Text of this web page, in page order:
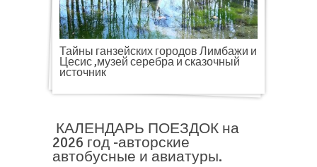
Тайны ганзейских городов Лимбажи и
Цесис ,музей серебра и сказочный
источник
КАЛЕНДАРЬ ПОЕЗДОК на
2026 год -авторские
автобусные и авиатуры.